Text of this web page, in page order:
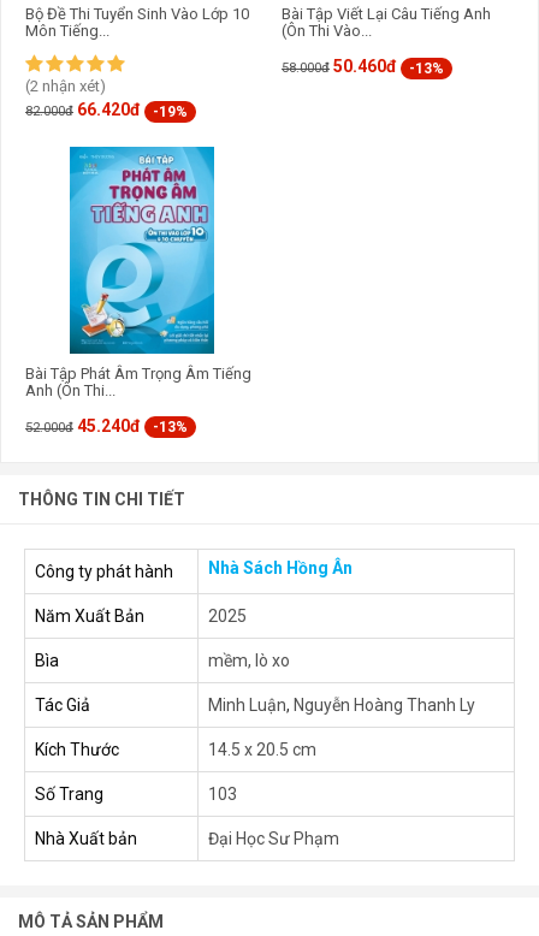
Bộ Đề Thi Tuyển Sinh Vào Lớp 10
Môn Tiếng...
(2 nhận xét)
82.000đ 66.420đ -19%
Bài Tập Viết Lại Câu Tiếng Anh
(Ôn Thi Vào...
58.000đ 50.460đ -13%
Bài Tập Phát Âm Trọng Âm Tiếng
Anh (Ôn Thi...
52.000đ 45.240đ -13%
THÔNG TIN CHI TIẾT
Công ty phát hành Nhà Sách Hồng Ân
Năm Xuất Bản 2025
Bìa mềm, lò xo
Tác Giả Minh Luận, Nguyễn Hoàng Thanh Ly
Kích Thước 14.5 x 20.5 cm
Số Trang 103
Nhà Xuất bản Đại Học Sư Phạm
MÔ TẢ SẢN PHẨM